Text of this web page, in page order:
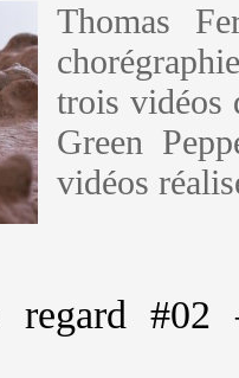
Thomas
trois vidéos
Green
vidéos
regard #02